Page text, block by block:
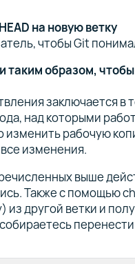
на новую ветку
чтобы Git
таким образом,
заключается в
над которыми
изменить рабочую
изменения.
выше
Также с помощью
другой ветки и
собираетесь